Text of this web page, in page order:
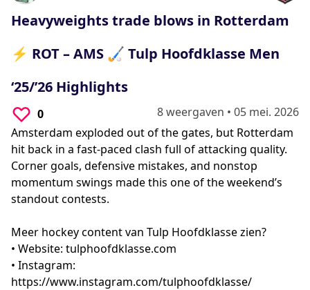
seconds
Heavyweights trade blows in Rotterdam
⚡ ROT – AMS 🏑 Tulp Hoofdklasse Men
‘25/’26 Highlights
0 8 weergaven • 05 mei. 2026
Amsterdam exploded out of the gates, but Rotterdam
hit back in a fast-paced clash full of attacking quality.
Corner goals, defensive mistakes, and nonstop
momentum swings made this one of the weekend’s
standout contests.
Meer hockey content van Tulp Hoofdklasse zien?
• Website: tulphoofdklasse.com
• Instagram:
https://www.instagram.com/tulphoofdklasse/